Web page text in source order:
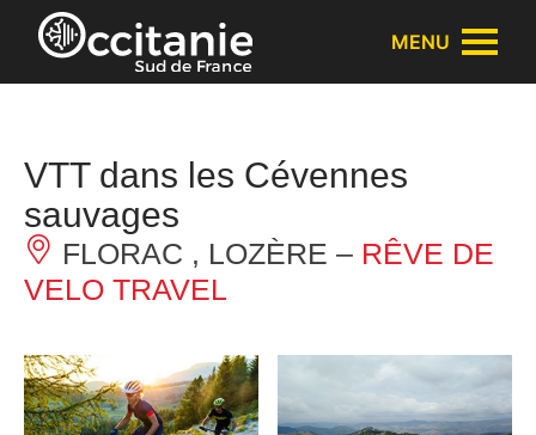
Panneau de gestion des cookies
MENU
VTT dans les Cévennes
sauvages
FLORAC , LOZÈRE – RÊVE DE
VELO TRAVEL